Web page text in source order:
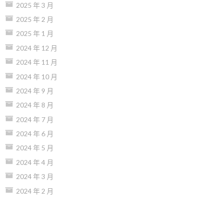
2025 年 3 月
2025 年 2 月
2025 年 1 月
2024 年 12 月
2024 年 11 月
2024 年 10 月
2024 年 9 月
2024 年 8 月
2024 年 7 月
2024 年 6 月
2024 年 5 月
2024 年 4 月
2024 年 3 月
2024 年 2 月